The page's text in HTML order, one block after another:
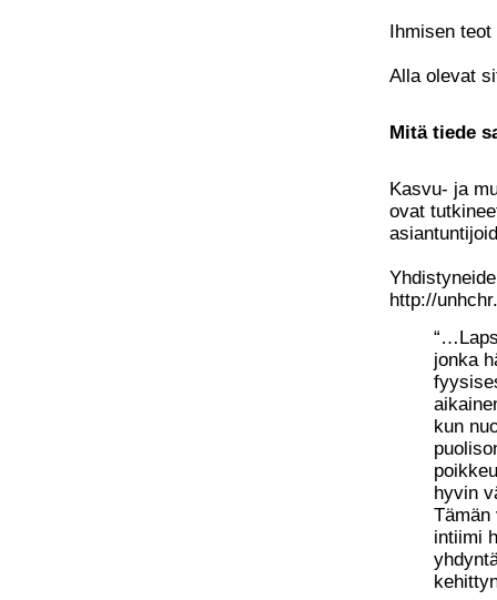
Ihmisen
Alla olevat
Mitä tiede
Kasvu- ja
ovat
http://
jonka
kun
hyvin
Tämän
intiimi